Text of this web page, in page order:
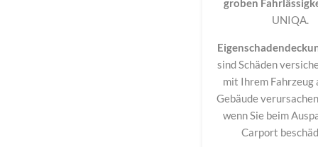
groben
UNIQA.
sind Schäden
mit Ihrem Fahrzeug
Gebäude
wenn Sie beim
Carport